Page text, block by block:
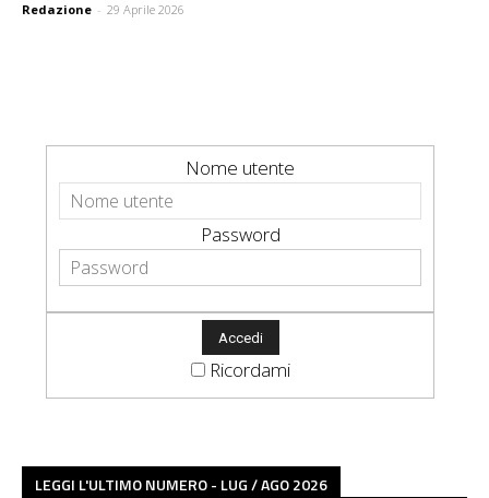
Redazione - 29 Aprile 2026
Nome utente
Password
Ricordami
LEGGI L'ULTIMO NUMERO - LUG / AGO 2026